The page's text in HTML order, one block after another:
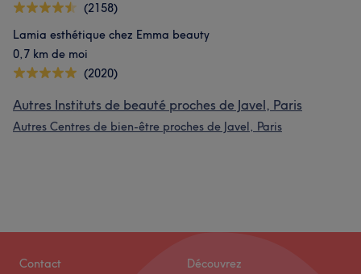
(2158)
Lamia esthétique chez Emma beauty
0,7 km de moi
(2020)
Autres Instituts de beauté proches de Javel, Paris
Autres Centres de bien-être proches de Javel, Paris
Contact Découvrez